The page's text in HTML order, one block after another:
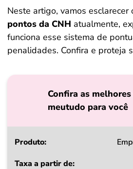
Neste artigo, vamos esclarecer
pontos da CNH atualmente,
funciona esse sistema de
penalidades. Confira e proteja
Confira as
meutudo para você
Produto